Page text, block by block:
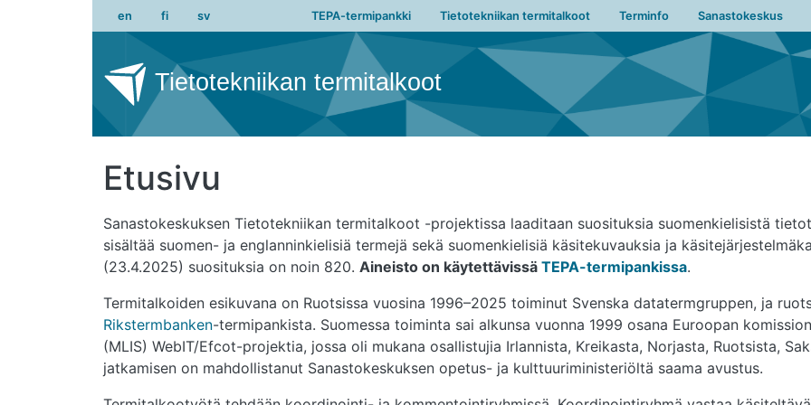
Hyppää pääsisältöön
en fi sv Main navigation
TEPA-termipankki Tietotekniikan termitalkoot Terminfo Sanastokeskus
Tietotekniikan termitalkoot
Etusivu
Sanastokeskuksen Tietotekniikan termitalkoot -projektissa laaditaan suosituksia suomenkielisistä
sisältää suomen- ja englanninkielisiä termejä sekä suomenkielisiä käsitekuvauksia ja
(23.4.2025) suosituksia on noin 820. Aineisto on käytettävissä TEPA-termipankissa.
Termitalkoiden esikuvana on Ruotsissa vuosina 1996–2025 toiminut Svenska datatermgruppen, ja
Rikstermbanken-termipankista. Suomessa toiminta sai alkunsa vuonna 1999 osana Euroopan
(MLIS) WebIT/Efcot-projektia, jossa oli mukana osallistujia Irlannista, Kreikasta, Norjasta, Ruotsista,
jatkamisen on mahdollistanut Sanastokeskuksen opetus- ja kulttuuriministeriöltä saama avustus.